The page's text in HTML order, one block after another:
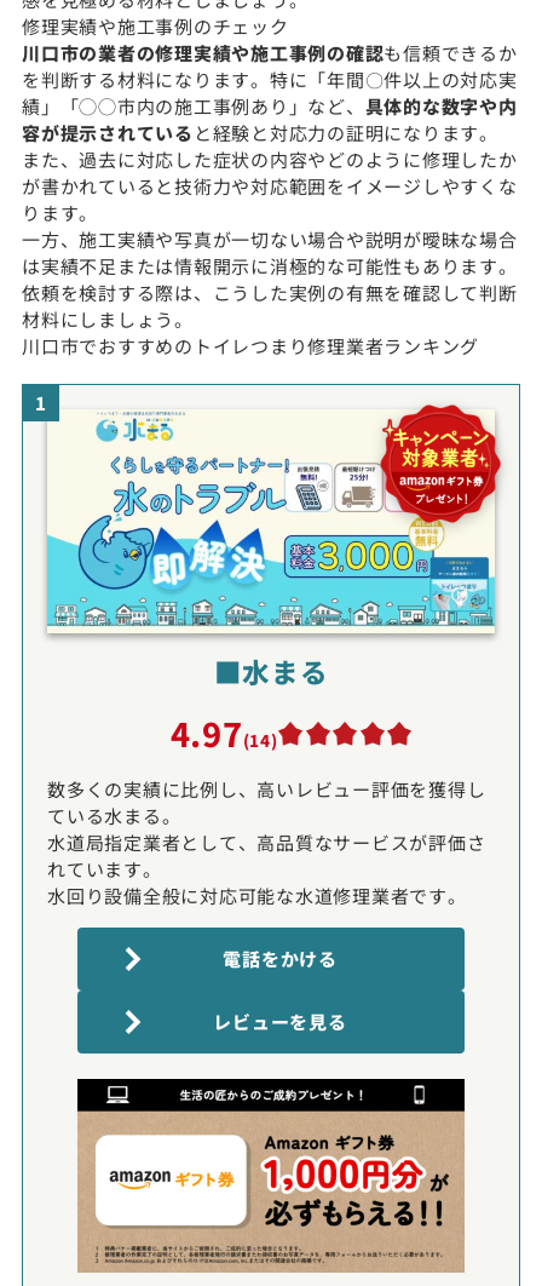
修理実績や施工事例のチェック
川口市の業者の修理実績や施工事例の確認も信頼できるか
を判断する材料になります。特に「年間〇件以上の対応実
績」「◯◯市内の施工事例あり」など、 具体的な数字や内
容が提示されている と経験と対応力の証明になります。
また、過去に対応した症状の内容やどのように修理したか
が書かれていると技術力や対応範囲をイメージしやすくな
ります。
一方、施工実績や写真が一切ない場合や説明が曖昧な場合
は実績不足または情報開示に消極的な可能性もあります。
依頼を検討する際は、こうした実例の有無を確認して判断
材料にしましょう。
川口市でおすすめのトイレつまり修理業者ランキング
1
■水まる
4.97(14)
数多くの実績に比例し、高いレビュー評価を獲得し
ている水まる。
水道局指定業者として、高品質なサービスが評価さ
れています。
水回り設備全般に対応可能な水道修理業者です。
電話をかける
レビューを見る